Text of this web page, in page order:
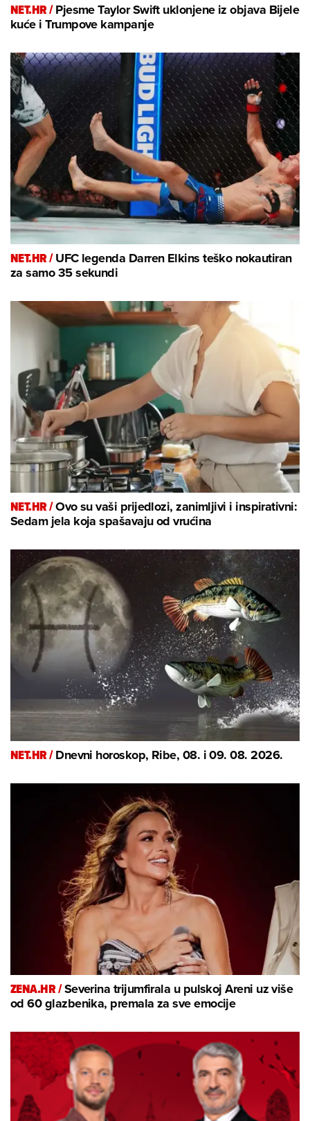
NET.HR /Pjesme Taylor Swift uklonjene iz objava Bijele
kuće i Trumpove kampanje
NET.HR /UFC legenda Darren Elkins teško nokautiran
za samo 35 sekundi
NET.HR /Ovo su vaši prijedlozi, zanimljivi i inspirativni:
Sedam jela koja spašavaju od vrućina
NET.HR /Dnevni horoskop, Ribe, 08. i 09. 08. 2026.
ZENA.HR /Severina trijumfirala u pulskoj Areni uz više
od 60 glazbenika, premala za sve emocije